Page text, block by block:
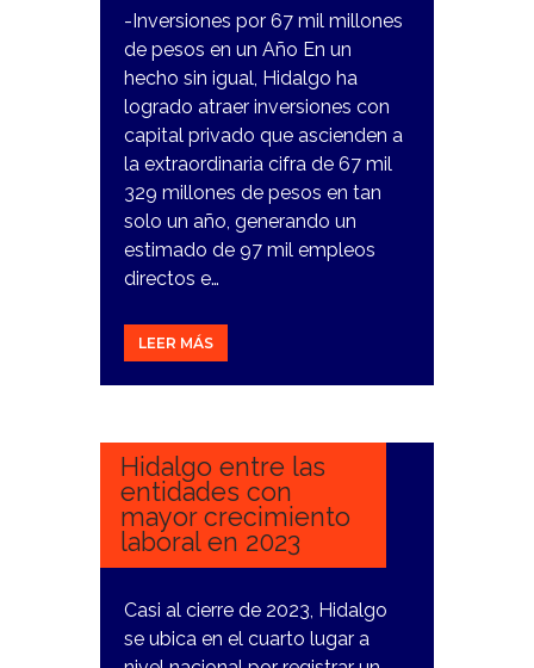
-Inversiones por 67 mil millones
de pesos en un Año En un
hecho sin igual, Hidalgo ha
logrado atraer inversiones con
capital privado que ascienden a
la extraordinaria cifra de 67 mil
329 millones de pesos en tan
solo un año, generando un
estimado de 97 mil empleos
directos e…
LEER MÁS
11
Hidalgo entre las
entidades con
mayor crecimiento
laboral en 2023
Casi al cierre de 2023, Hidalgo
se ubica en el cuarto lugar a